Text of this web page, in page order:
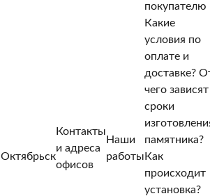
От чего зависят
Как происходит
Какие есть
Октябрьск
Контакты
и адреса
офисов
Наши
работы
покупателю
Какие
условия по
оплате и
доставке?
чего зависят
сроки
памятника?
Как
происходит
установка?